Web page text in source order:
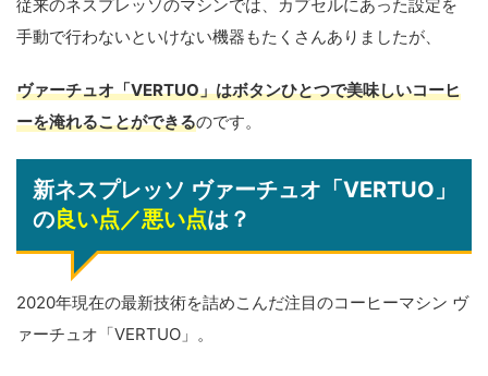
従来のネスプレッソのマシンでは、カプセルにあった設定を
手動で行わないといけない機器もたくさんありましたが、
ヴァーチュオ「VERTUO」はボタンひとつで美味しいコーヒ
ーを淹れることができるのです。
新ネスプレッソ ヴァーチュオ「VERTUO」
の良い点／悪い点は？
2020年現在の最新技術を詰めこんだ注目のコーヒーマシン ヴ
ァーチュオ「VERTUO」。